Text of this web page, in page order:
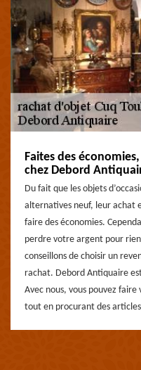
Faites des
chez Debord
Du fait que les objets
alternatives neuf, leur achat
faire des économies.
perdre votre argent pour
conseillons de choisir un
rachat. Debord Antiquaire
Avec nous, vous pouvez
tout en procurant des